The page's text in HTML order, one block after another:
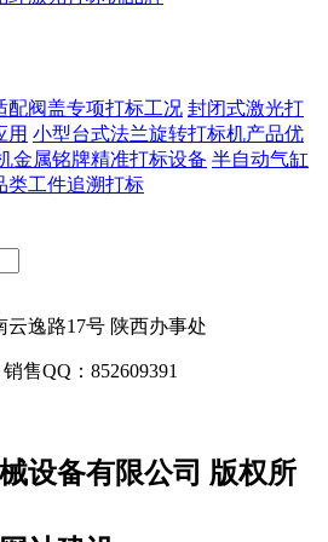
配阀盖专项打标工况 封闭式激光打
用 小型台式法兰旋转打标机产品优
金属铭牌精准打标设备 半自动气缸
类工件追溯打标
逸路17号 陕西办事处
售QQ：852609391
设备有限公司 版权所